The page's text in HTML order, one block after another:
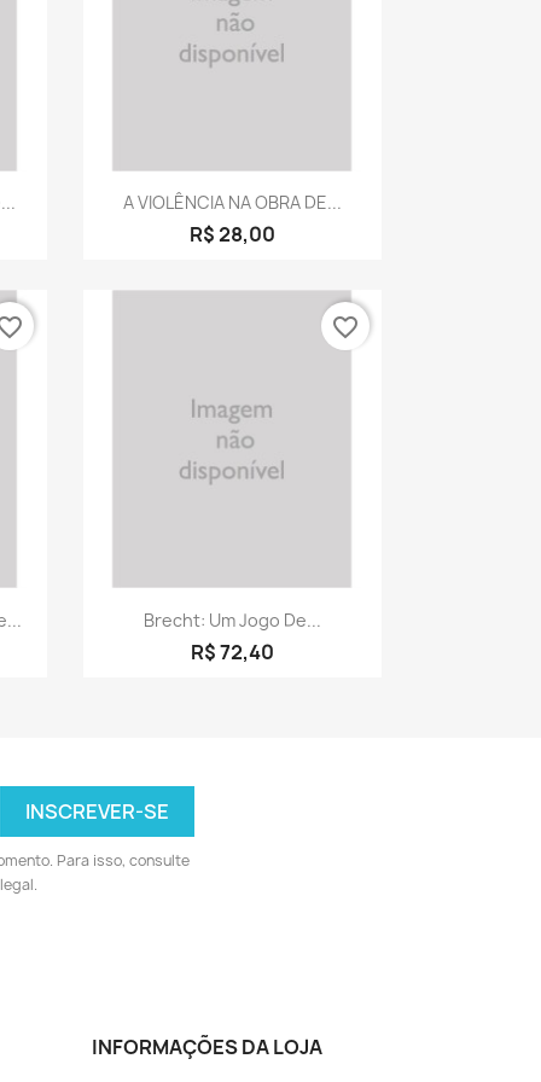
Visualização rápida
A VIOLÊNCIA NA OBRA DE...
R$ 28,00
Visualização rápida
Brecht: Um Jogo De...
R$ 72,40
favorite_border
Para isso, consulte
INFORMAÇÕES DA LOJA